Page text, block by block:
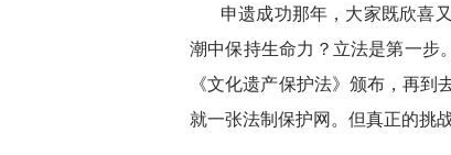
申遗成功那年，大家既欣喜
潮中保持生命力？立法是第一步
《文化遗产保护法》颁布，再
就一张法制保护网。但真正的挑